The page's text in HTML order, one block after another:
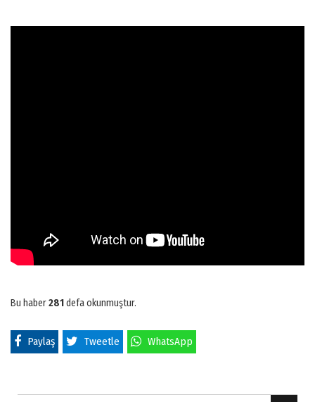
Bu haber281defa okunmuştur.
Paylaş Tweetle WhatsApp